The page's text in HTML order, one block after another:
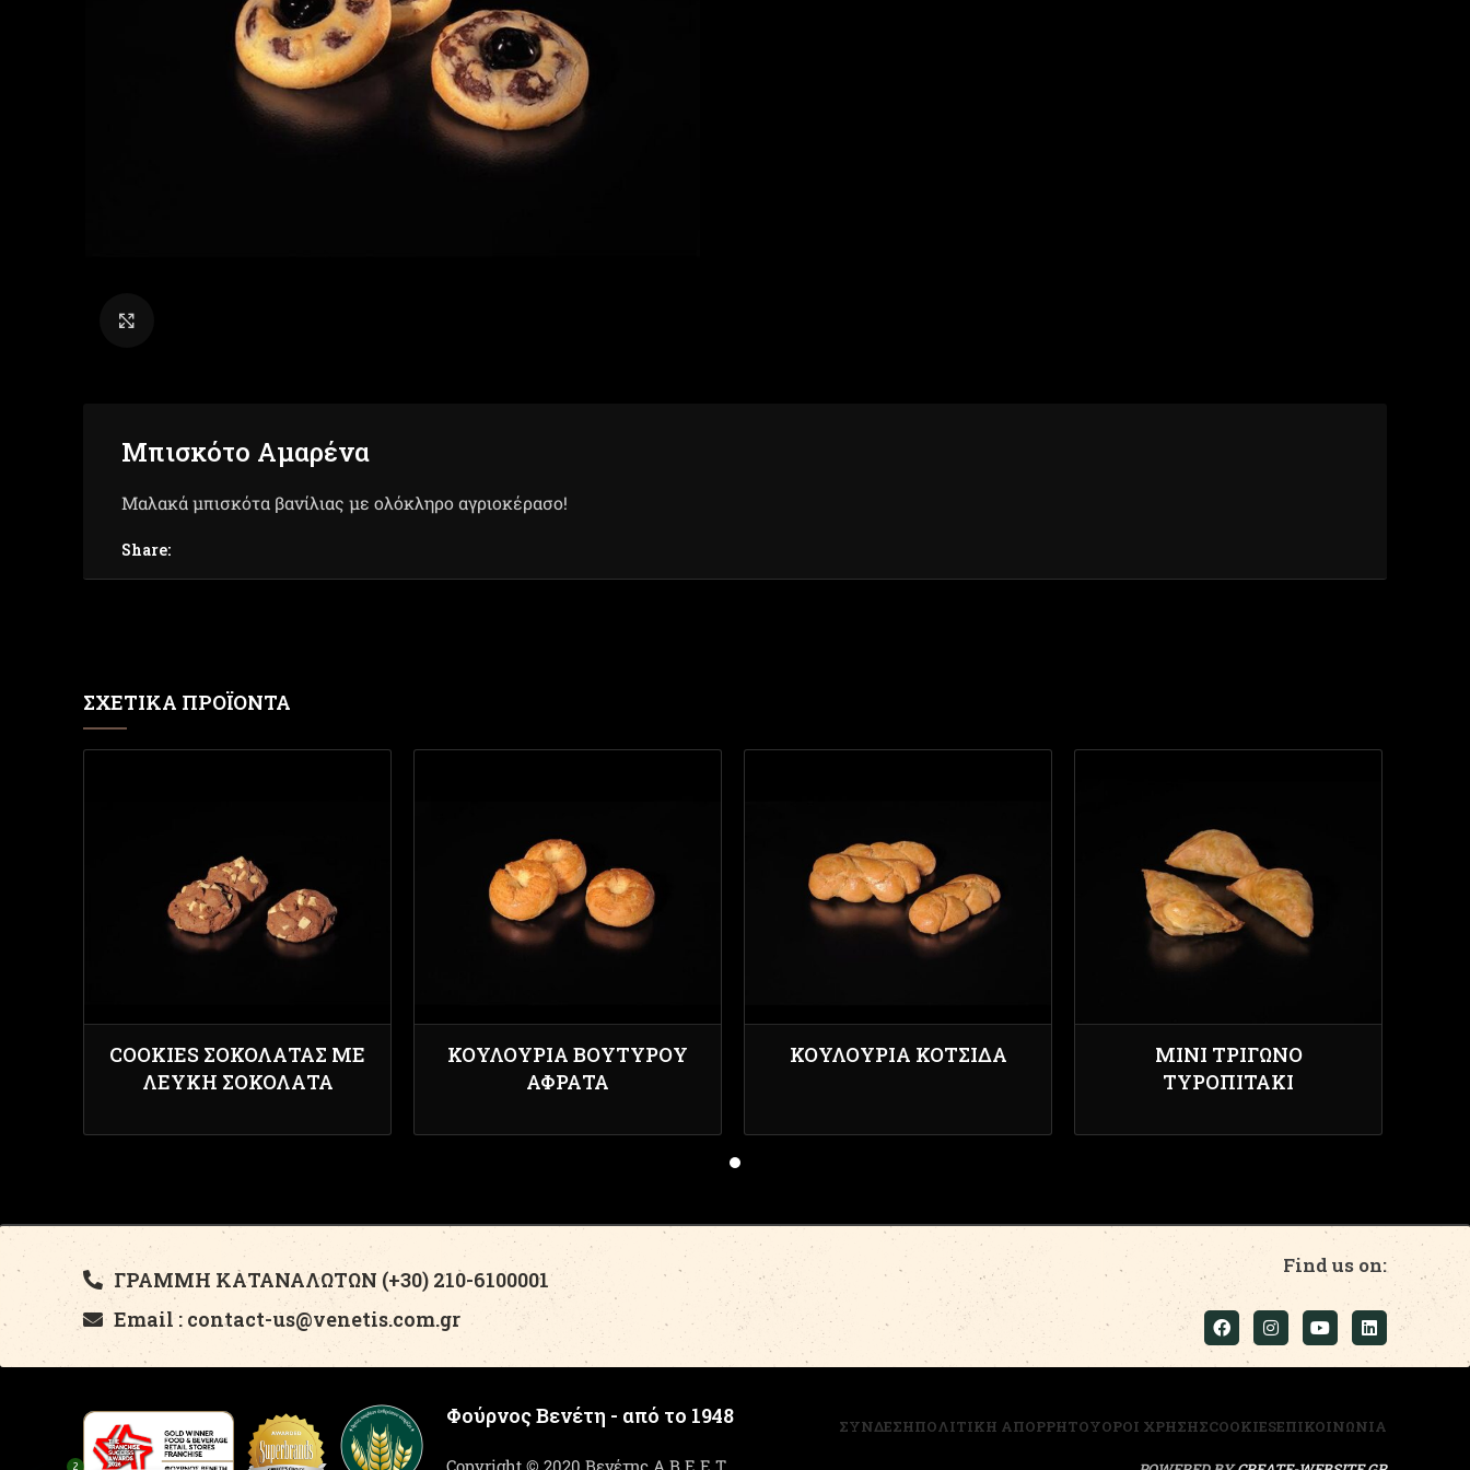
Μπισκότο Αμαρένα
Μαλακά μπισκότα βανίλιας με ολόκληρο αγριοκέρασο!
Share:
ΣΧΕΤΙΚΆ ΠΡΟΪΌΝΤΑ
COOKIES ΣΟΚΟΛΑΤΑΣ ΜΕ
ΛΕΥΚΉ ΣΟΚΟΛΆΤΑ
ΚΟΥΛΟΎΡΙΑ ΒΟΥΤΎΡΟΥ
ΑΦΡΆΤΑ
ΚΟΥΛΟΎΡΙΑ ΚΟΤΣΊΔΑ
ΜΊΝΙ ΤΡΊΓΩΝΟ
ΤΥΡΟΠΙΤΆΚΙ
ΓΡΑΜΜΗ ΚΑΤΑΝΑΛΩΤΩΝ (+30) 210-6100001
Email : contact-us@venetis.com.gr
Find us on:
Φούρνος Βενέτη - από το 1948
Copyright © 2020 Βενέτης Α.Β.Ε.Ε.Τ.
ΣΥΝΔΕΣΗΠΟΛΙΤΙΚΗ ΑΠΟΡΡΗΤΟΥΟΡΟΙ ΧΡΗΣΗΣCOOKIESΕΠΙΚΟΙΝΩΝΙΑ
2